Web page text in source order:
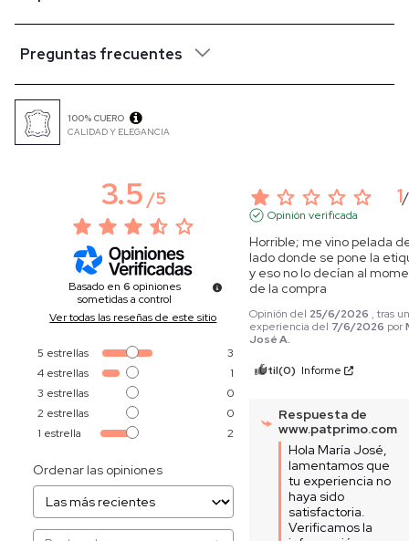
Preguntas frecuentes
100% CUERO
CALIDAD Y ELEGANCIA
3.5/5
Basado en6 opiniones
sometidas a control
Ver todas las reseñas de este sitio
5 estrellas
3
4 estrellas
1
3 estrellas
0
2 estrellas
0
1 estrella 2
Ordenar las opiniones
1/
Opinión verificada
Horrible; me vino pelada
lado donde se pone la
y eso no lo decían al
de la compra
Opinión del 25/6/2026 , tras
experiencia del 7/6/2026 por
José A.
Útil(0) Informe
Respuesta de
www.patprimo.com
Hola María José,
lamentamos que
tu experiencia no
haya sido
satisfactoria.
Verificamos la